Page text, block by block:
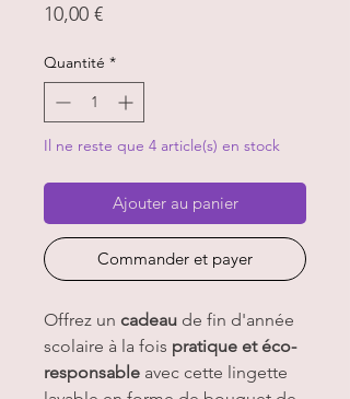
10,00 €Prix
Quantité *
Il ne reste que 4 article(s) en stock
Ajouter au panier
Commander et payer
Offrez un cadeau de fin d'année
scolaire à la fois pratique et éco-
responsable avec cette lingette